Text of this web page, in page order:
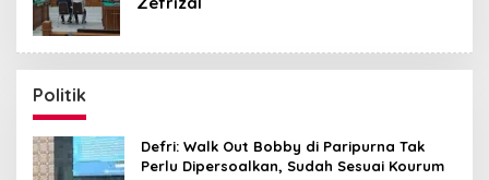
Politik
Defri: Walk Out Bobby di Paripurna Tak
Perlu Dipersoalkan, Sudah Sesuai Kourum